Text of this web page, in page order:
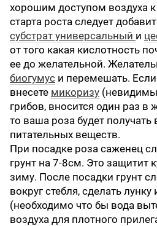
хорошим доступом воздуха
старта роста следует
субстрат универсальный и
от того какая кислотность
ее до желательной.
биогумус и перемешать.
внесете микоризу
грибов, вносится один раз в
то ваша роза будет
питательных веществ.
При посадке роза саженец
грунт на 7-8см. Это защитит
зиму. После посадки грунт
вокруг стебля, сделать
(необходимо что бы вода
воздуха для плотного